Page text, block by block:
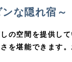
な隠れ宿～
の空間を提供し
を堪能できます